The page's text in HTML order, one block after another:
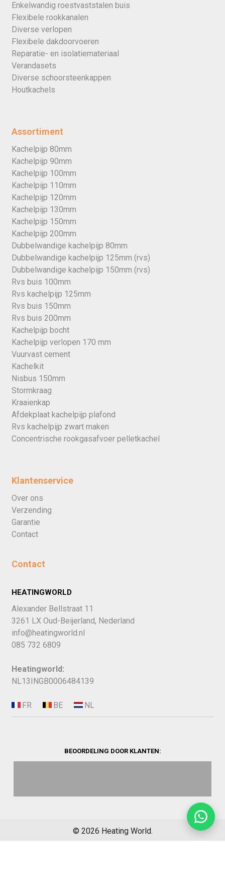
Enkelwandig roestvaststalen buis
Flexibele rookkanalen
Diverse verlopen
Flexibele dakdoorvoeren
Reparatie- en isolatiemateriaal
Verandasets
Diverse schoorsteenkappen
Houtkachels
Assortiment
Kachelpijp 80mm
Kachelpijp 90mm
Kachelpijp 100mm
Kachelpijp 110mm
Kachelpijp 120mm
Kachelpijp 130mm
Kachelpijp 150mm
Kachelpijp 200mm
Dubbelwandige kachelpijp 80mm
Dubbelwandige kachelpijp 125mm (rvs)
Dubbelwandige kachelpijp 150mm (rvs)
Rvs buis 100mm
Rvs kachelpijp 125mm
Rvs buis 150mm
Rvs buis 200mm
Kachelpijp bocht
Kachelpijp verlopen 170 mm
Vuurvast cement
Kachelkit
Nisbus 150mm
Stormkraag
Kraaienkap
Afdekplaat kachelpijp plafond
Rvs kachelpijp zwart maken
Concentrische rookgasafvoer pelletkachel
Klantenservice
Over ons
Verzending
Garantie
Contact
Contact
HEATINGWORLD
Alexander Bellstraat 11
3261 LX Oud-Beijerland, Nederland
info@heatingworld.nl
085 732 6809
Heatingworld:
NL13INGB0006484139
BEOORDELING DOOR KLANTEN:
© 2026 Heating World.